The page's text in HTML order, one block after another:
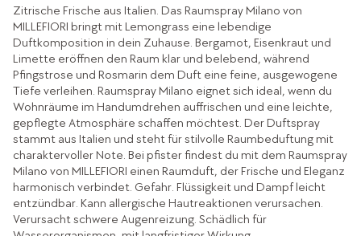
Zitrische Frische aus Italien. Das Raumspray Milano von
MILLEFIORI bringt mit Lemongrass eine lebendige
Duftkomposition in dein Zuhause. Bergamot, Eisenkraut und
Limette eröffnen den Raum klar und belebend, während
Pfingstrose und Rosmarin dem Duft eine feine, ausgewogene
Tiefe verleihen. Raumspray Milano eignet sich ideal, wenn du
Wohnräume im Handumdrehen auffrischen und eine leichte,
gepflegte Atmosphäre schaffen möchtest. Der Duftspray
stammt aus Italien und steht für stilvolle Raumbeduftung mit
charaktervoller Note. Bei pfister findest du mit dem Raumspray
Milano von MILLEFIORI einen Raumduft, der Frische und Eleganz
harmonisch verbindet. Gefahr. Flüssigkeit und Dampf leicht
entzündbar. Kann allergische Hautreaktionen verursachen.
Verursacht schwere Augenreizung. Schädlich für